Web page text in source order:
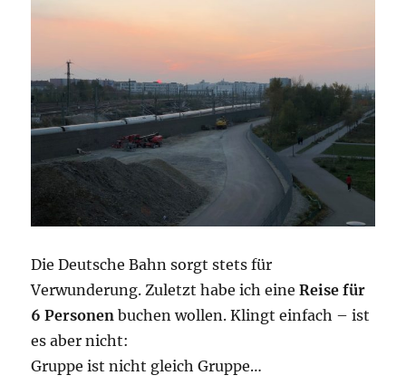
Die Deutsche Bahn sorgt stets für
Verwunderung. Zuletzt habe ich eineReise für
6 Personen buchen wollen. Klingt einfach – ist
es aber nicht:
Gruppe ist nicht gleich Gruppe…